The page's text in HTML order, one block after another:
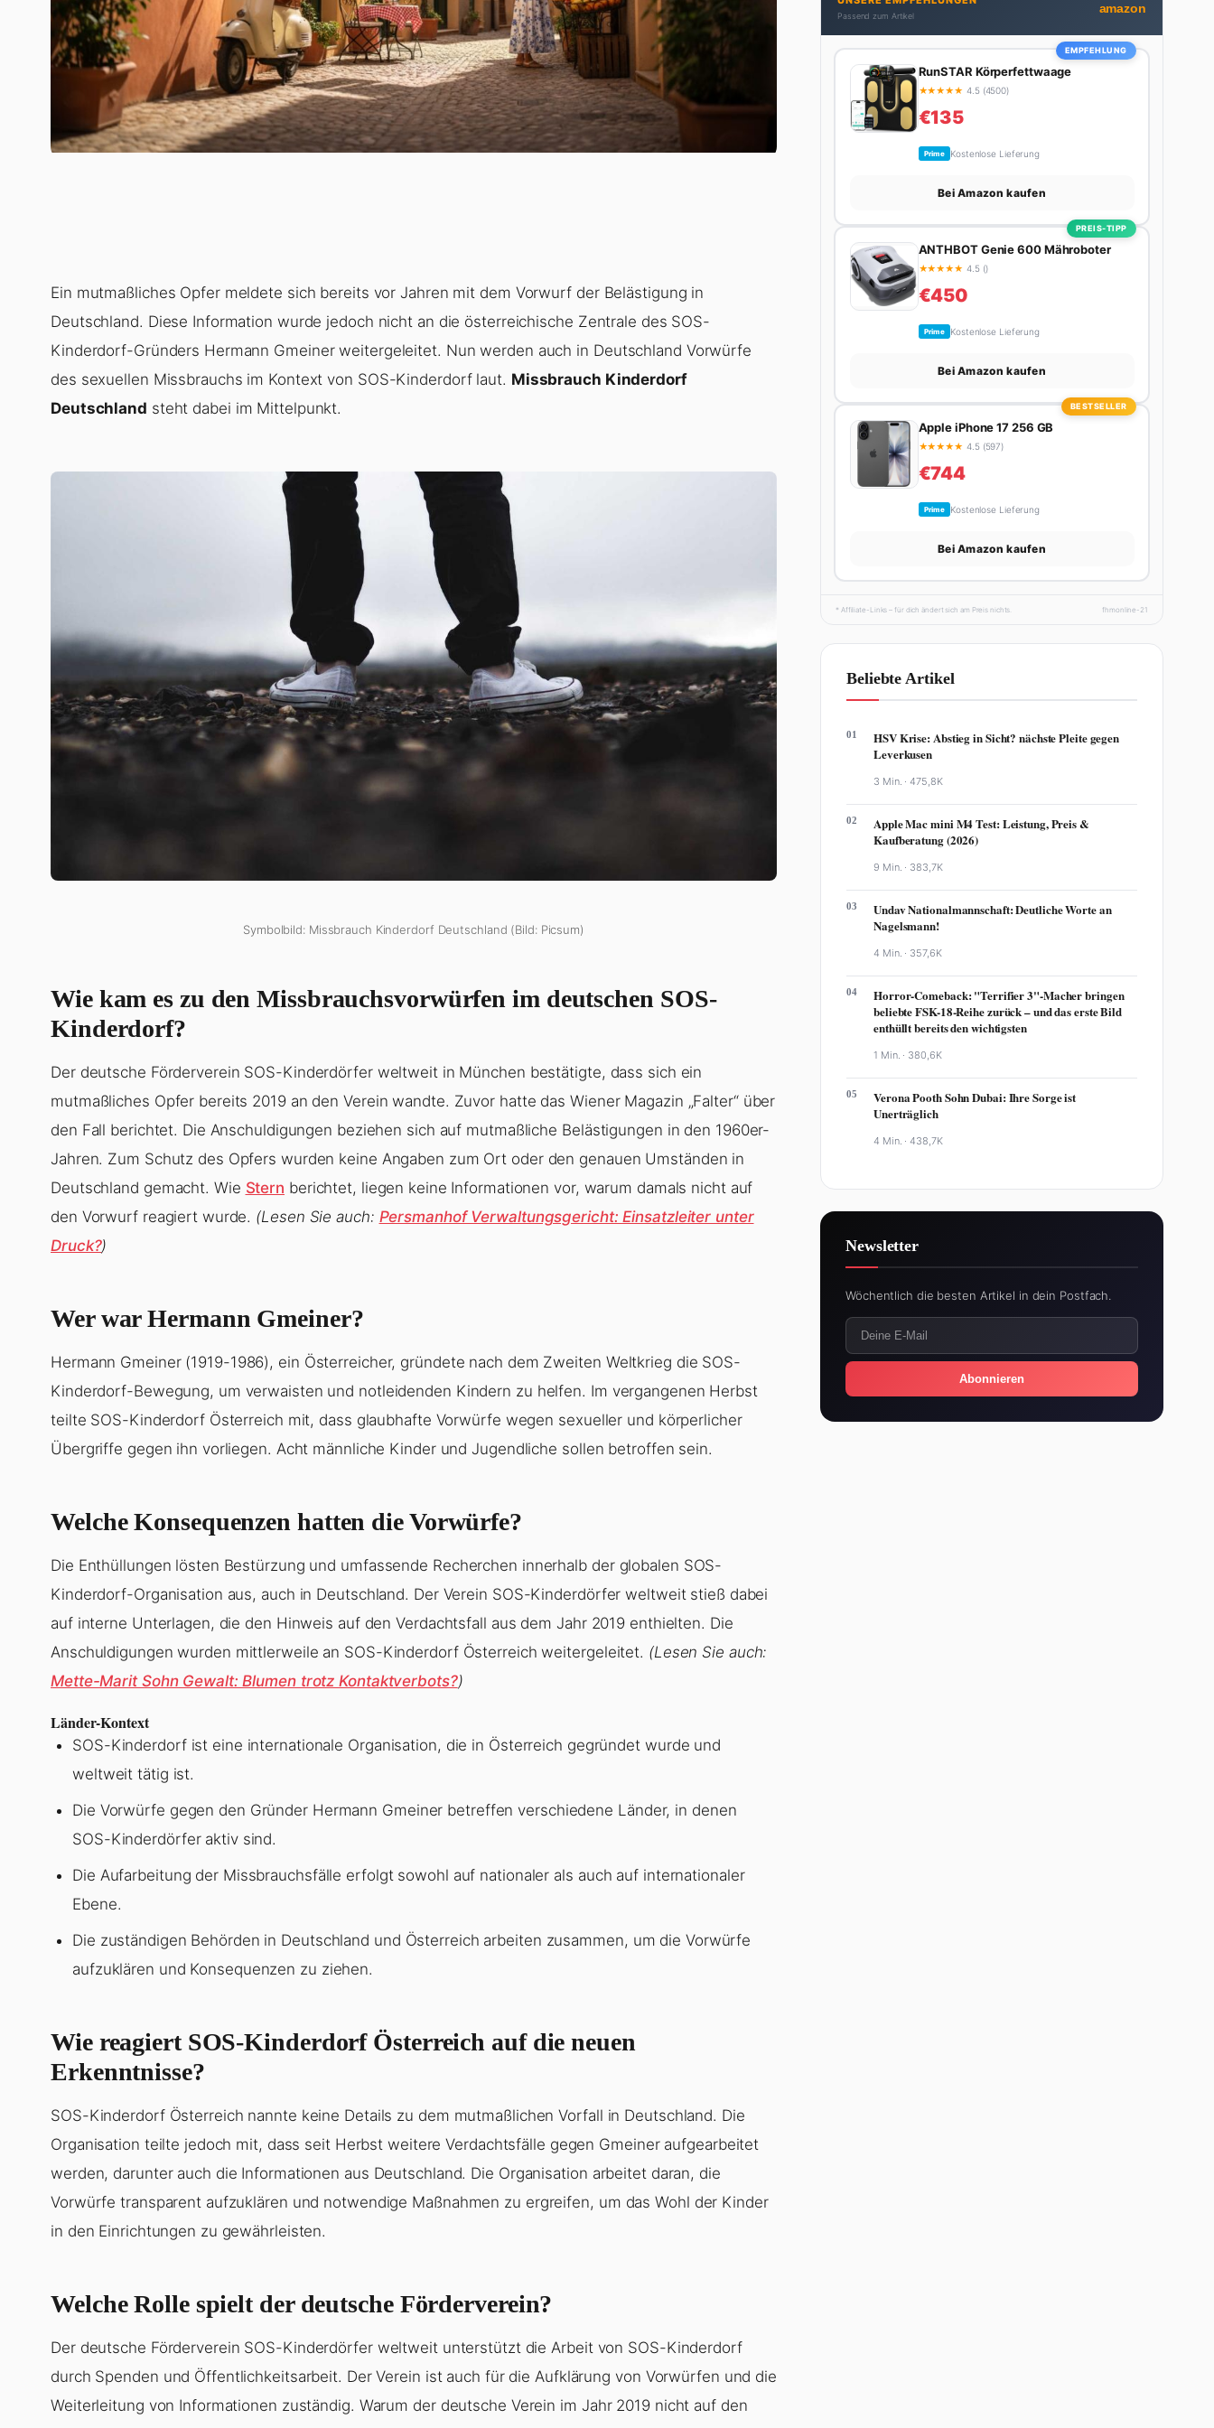
Ein mutmaßliches Opfer meldete sich bereits vor Jahren mit dem Vorwurf der Belästigung in
Deutschland. Diese Information wurde jedoch nicht an die österreichische Zentrale des SOS-
Kinderdorf-Gründers Hermann Gmeiner weitergeleitet. Nun werden auch in Deutschland Vorwürfe
des sexuellen Missbrauchs im Kontext von SOS-Kinderdorf laut. Missbrauch Kinderdorf
Deutschland steht dabei im Mittelpunkt.
Symbolbild: Missbrauch Kinderdorf Deutschland (Bild: Picsum)
Wie kam es zu den Missbrauchsvorwürfen im deutschen SOS-
Kinderdorf?
Der deutsche Förderverein SOS-Kinderdörfer weltweit in München bestätigte, dass sich ein
mutmaßliches Opfer bereits 2019 an den Verein wandte. Zuvor hatte das Wiener Magazin „Falter“ über
den Fall berichtet. Die Anschuldigungen beziehen sich auf mutmaßliche Belästigungen in den 1960er-
Jahren. Zum Schutz des Opfers wurden keine Angaben zum Ort oder den genauen Umständen in
Deutschland gemacht. Wie Stern berichtet, liegen keine Informationen vor, warum damals nicht auf
den Vorwurf reagiert wurde. (Lesen Sie auch: Persmanhof Verwaltungsgericht: Einsatzleiter unter
Druck?)
Wer war Hermann Gmeiner?
Hermann Gmeiner (1919-1986), ein Österreicher, gründete nach dem Zweiten Weltkrieg die SOS-
Kinderdorf-Bewegung, um verwaisten und notleidenden Kindern zu helfen. Im vergangenen Herbst
teilte SOS-Kinderdorf Österreich mit, dass glaubhafte Vorwürfe wegen sexueller und körperlicher
Übergriffe gegen ihn vorliegen. Acht männliche Kinder und Jugendliche sollen betroffen sein.
Welche Konsequenzen hatten die Vorwürfe?
Die Enthüllungen lösten Bestürzung und umfassende Recherchen innerhalb der globalen SOS-
Kinderdorf-Organisation aus, auch in Deutschland. Der Verein SOS-Kinderdörfer weltweit stieß dabei
auf interne Unterlagen, die den Hinweis auf den Verdachtsfall aus dem Jahr 2019 enthielten. Die
Anschuldigungen wurden mittlerweile an SOS-Kinderdorf Österreich weitergeleitet. (Lesen Sie auch:
Mette-Marit Sohn Gewalt: Blumen trotz Kontaktverbots?)
Länder-Kontext
SOS-Kinderdorf ist eine internationale Organisation, die in Österreich gegründet wurde und
weltweit tätig ist.
Die Vorwürfe gegen den Gründer Hermann Gmeiner betreffen verschiedene Länder, in denen
SOS-Kinderdörfer aktiv sind.
Die Aufarbeitung der Missbrauchsfälle erfolgt sowohl auf nationaler als auch auf internationaler
Ebene.
Die zuständigen Behörden in Deutschland und Österreich arbeiten zusammen, um die Vorwürfe
aufzuklären und Konsequenzen zu ziehen.
Wie reagiert SOS-Kinderdorf Österreich auf die neuen
Erkenntnisse?
SOS-Kinderdorf Österreich nannte keine Details zu dem mutmaßlichen Vorfall in Deutschland. Die
Organisation teilte jedoch mit, dass seit Herbst weitere Verdachtsfälle gegen Gmeiner aufgearbeitet
werden, darunter auch die Informationen aus Deutschland. Die Organisation arbeitet daran, die
Vorwürfe transparent aufzuklären und notwendige Maßnahmen zu ergreifen, um das Wohl der Kinder
in den Einrichtungen zu gewährleisten.
Welche Rolle spielt der deutsche Förderverein?
Der deutsche Förderverein SOS-Kinderdörfer weltweit unterstützt die Arbeit von SOS-Kinderdorf
durch Spenden und Öffentlichkeitsarbeit. Der Verein ist auch für die Aufklärung von Vorwürfen und die
Weiterleitung von Informationen zuständig. Warum der deutsche Verein im Jahr 2019 nicht auf den
Trip – sei es ein Wochenende in den Bergen, eine
Motorradtour durch die Alpen oder der jährliche
Campingtrip mit den Jungs. Sein Credo: Das Leben
ist zu kurz für langweilige Wochenenden.
Passend zum Artikel
amazon
EMPFEHLUNG
RunSTAR Körperfettwaage
★★★★★ 4.5 (4500)
€135
Prime Kostenlose Lieferung
Bei Amazon kaufen
PREIS-TIPP
ANTHBOT Genie 600 Mähroboter
★★★★★ 4.5 ()
€450
Prime Kostenlose Lieferung
Bei Amazon kaufen
BESTSELLER
Apple iPhone 17 256 GB
★★★★★ 4.5 (597)
€744
Prime Kostenlose Lieferung
Bei Amazon kaufen
* Affiliate-Links – für dich ändert sich am Preis nichts. fhmonline-21
Beliebte Artikel
01
HSV Krise: Abstieg in Sicht? nächste Pleite gegen
Leverkusen
3 Min. ·475,8K
02
Apple Mac mini M4 Test: Leistung, Preis &
Kaufberatung (2026)
9 Min. · 383,7K
03
Undav Nationalmannschaft: Deutliche Worte an
Nagelsmann!
4 Min. · 357,6K
04
Horror-Comeback: "Terrifier 3"-Macher bringen
beliebte FSK-18-Reihe zurück – und das erste Bild
enthüllt bereits den wichtigsten
1 Min. · 380,6K
05
Verona Pooth Sohn Dubai: Ihre Sorge ist
Unerträglich
4 Min. ·438,7K
Newsletter
Wöchentlich die besten Artikel in dein Postfach.
Abonnieren